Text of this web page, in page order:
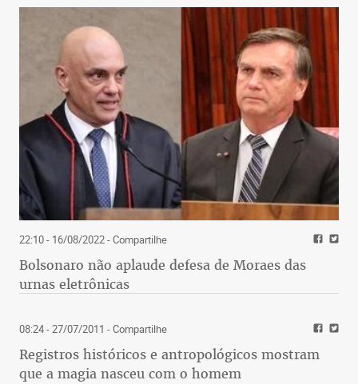
22:10 - 16/08/2022- Compartilhe
Bolsonaro não aplaude defesa de Moraes das
urnas eletrônicas
08:24 - 27/07/2011 - Compartilhe
Registros históricos e antropológicos mostram
que a magia nasceu com o homem